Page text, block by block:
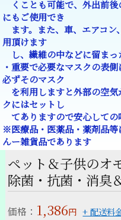
くことも可能で、外出前後
にもご使用でき
ます。また、車、エアコン
用頂けます
し、繊維の中などに留まっ
・重要で必要なマスクの表
必ずそのマスク
を利用しますと外部の空気
クにはセットし
てありますので安心しての
※医療品・医薬品・薬剤品
んー雑貨品であります
ペット＆子供のオ
除菌・抗菌・消臭
価格： 1,386円 + 配送料